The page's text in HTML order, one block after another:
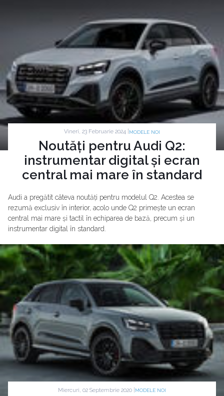
Vineri, 23 Februarie 2024 | MODELE NOI
Noutăți pentru Audi Q2:
instrumentar digital și ecran
central mai mare în standard
Audi a pregătit câteva noutăți pentru modelul Q2. Acestea se
rezumă exclusiv în interior, acolo unde Q2 primește un ecran
central mai mare și tactil în echiparea de bază, precum și un
instrumentar digital în standard.
Miercuri, 02 Septembrie 2020 | MODELE NOI